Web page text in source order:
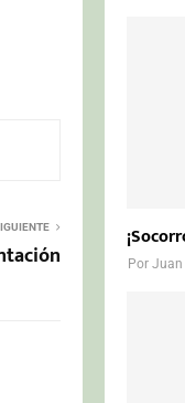
PorJuan